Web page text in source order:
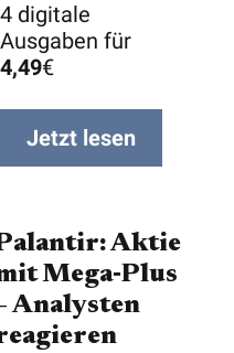
4 digitale
Ausgaben für
4,49€
Jetzt lesen
Aktie
Mega‑Plus
Analysten